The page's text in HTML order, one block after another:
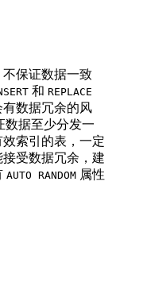
不保证数据一致
和 REPLACE
数据冗余的风
数据至少分发一
索引的表，一定
受数据冗余，建
AUTO RANDOM 属性